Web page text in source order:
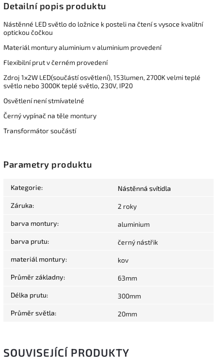
Detailní popis produktu
Nástěnné LED světlo do ložnice k posteli na čtení s vysoce kvalitní
optickou čočkou
Materiál montury aluminium v aluminium provedení
Flexibilní prut v černém provedení
Zdroj 1x2W LED(součástí osvětlení), 153lumen, 2700K velmi teplé
světlo nebo 3000K teplé světlo, 230V, IP20
Osvětlení není stmívatelné
Černý vypínač na těle montury
Transformátor součástí
Parametry produktu
Kategorie: Nástěnná svítidla
Záruka: 2 roky
barva montury: aluminium
barva prutu: černý nástřik
materiál montury: kov
Průměr základny: 63mm
Délka prutu: 300mm
Průměr světla: 20mm
SOUVISEJÍCÍ PRODUKTY